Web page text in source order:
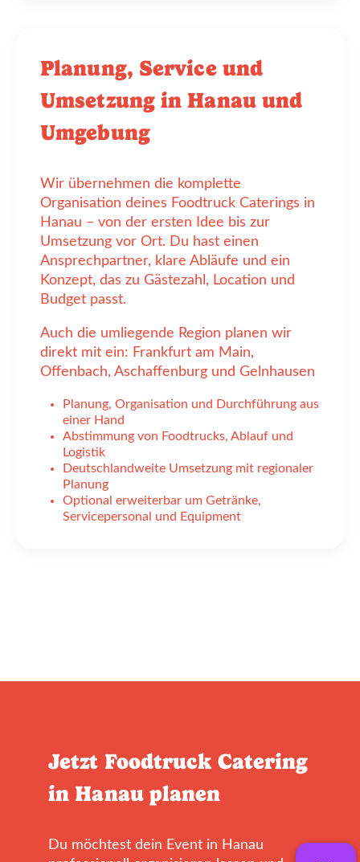
Planung, Service und
Umsetzung in Hanau und
Umgebung
Wir übernehmen die komplette
Organisation deines Foodtruck Caterings in
Hanau – von der ersten Idee bis zur
Umsetzung vor Ort. Du hast einen
Ansprechpartner, klare Abläufe und ein
Konzept, das zu Gästezahl, Location und
Budget passt.
Auch die umliegende Region planen wir
direkt mit ein: Frankfurt am Main,
Offenbach, Aschaffenburg und Gelnhausen
Planung, Organisation und Durchführung aus
einer Hand
Abstimmung von Foodtrucks, Ablauf und
Logistik
Deutschlandweite Umsetzung mit regionaler
Planung
Optional erweiterbar um Getränke,
Servicepersonal und Equipment
Jetzt Foodtruck Catering
in Hanau planen
Du möchtest dein Event in Hanau